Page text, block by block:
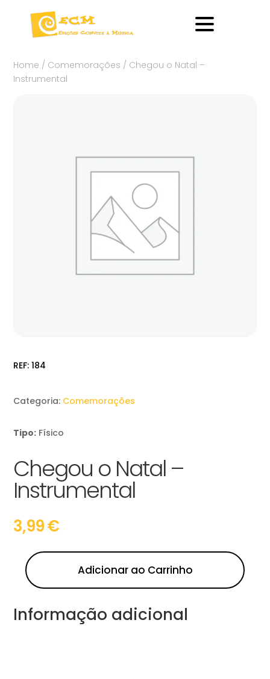
Home / Comemorações / Chegou o Natal –
Instrumental
REF:184
Categoria: Comemorações
Tipo: Físico
Chegou o Natal –
Instrumental
3,99€
Adicionar ao Carrinho
Informação adicional